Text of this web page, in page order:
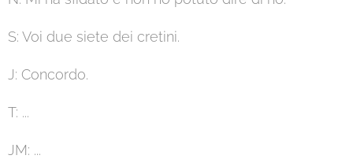
S: Voi due siete dei cretini.
J: Concordo.
T: ...
JM: ...